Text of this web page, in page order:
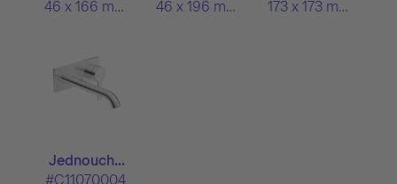
46 x 166 mm
46 x 196 mm
173 x 173 mm
Jednouch...
#C11070004